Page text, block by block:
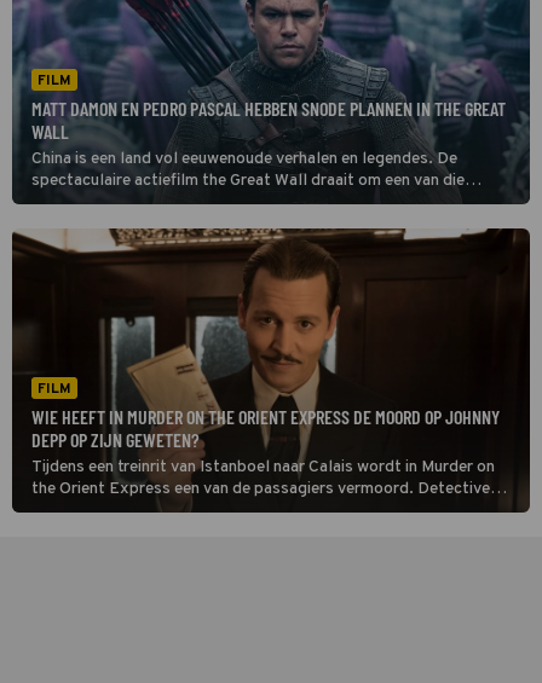
FILM
MATT DAMON EN PEDRO PASCAL HEBBEN SNODE PLANNEN IN THE GREAT
WALL
China is een land vol eeuwenoude verhalen en legendes. De
spectaculaire actiefilm the Great Wall draait om een van die
legendes. En om Matt Damon.
FILM
WIE HEEFT IN MURDER ON THE ORIENT EXPRESS DE MOORD OP JOHNNY
DEPP OP ZIJN GEWETEN?
Tijdens een treinrit van Istanboel naar Calais wordt in Murder on
the Orient Express een van de passagiers vermoord. Detective
Hercule Poirot en zijn snor gaan uitzoeken wie van de andere